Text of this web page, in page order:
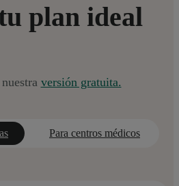
plan ideal
versión gratuita.
Para centros médicos